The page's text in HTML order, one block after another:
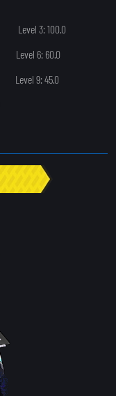
Level 3: 100.0
Level 6: 60.0
Level 9: 45.0